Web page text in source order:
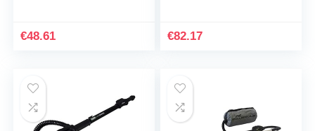
2150 rpm, automatische
€48.61
zoals muur en…
€82.17